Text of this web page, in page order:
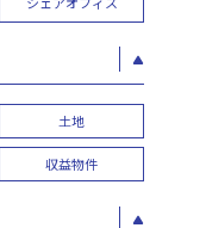
土地
収益物件